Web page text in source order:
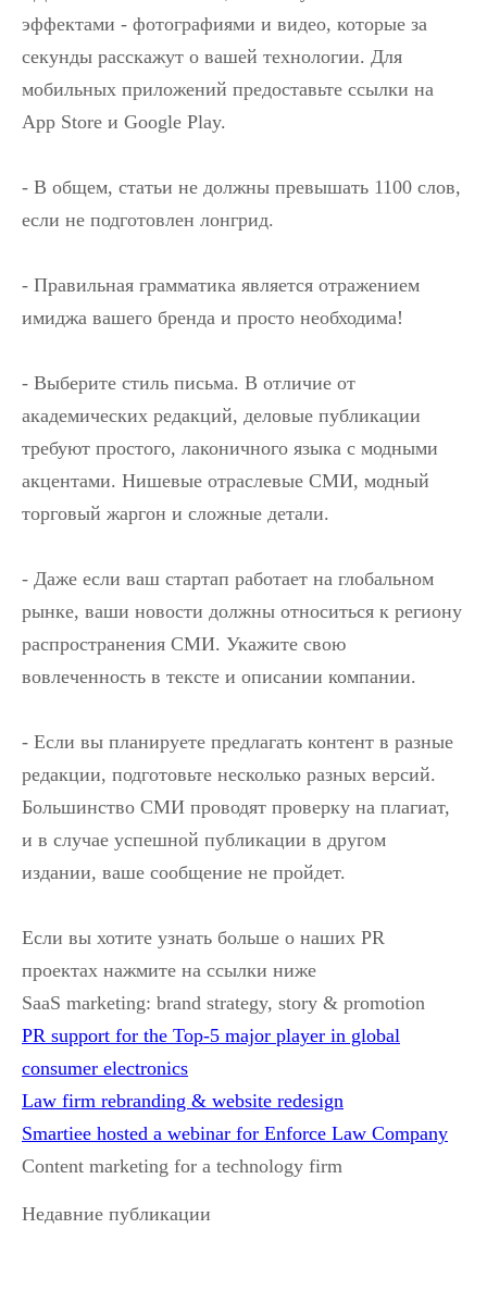
эффектами - фотографиями и видео, которые за
секунды расскажут о вашей технологии. Для
мобильных приложений предоставьте ссылки на
App Store и Google Play.
- В общем, статьи не должны превышать 1100 слов,
если не подготовлен лонгрид.
- Правильная грамматика является отражением
имиджа вашего бренда и просто необходима!
- Выберите стиль письма. В отличие от
академических редакций, деловые публикации
требуют простого, лаконичного языка с модными
акцентами. Нишевые отраслевые СМИ, модный
торговый жаргон и сложные детали.
- Даже если ваш стартап работает на глобальном
рынке, ваши новости должны относиться к региону
распространения СМИ. Укажите свою
вовлеченность в тексте и описании компании.
- Если вы планируете предлагать контент в разные
редакции, подготовьте несколько разных версий.
Большинство СМИ проводят проверку на плагиат,
и в случае успешной публикации в другом
издании, ваше сообщение не пройдет.
Если вы хотите узнать больше о наших PR
проектах нажмите на ссылки ниже
SaaS marketing: brand strategy, story & promotion
PR support for the Top-5 major player in global
consumer electronics
Law firm rebranding & website redesign
Smartiee hosted a webinar for Enforce Law Company
Content marketing for a technology firm
Недавние публикации